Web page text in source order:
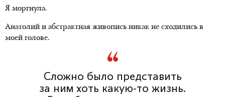
Я моргнула.
Анатолий и абстрактная живопись никак не сходились в
моей голове.
Сложно было представить
за ним хоть какую-то жизнь.